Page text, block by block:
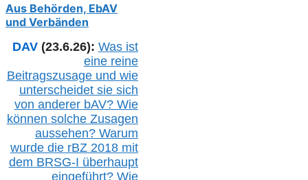
Aus Behörden, EbAV
und Verbänden
DAV (23.6.26): Was ist
eine reine
Beitragszusage und wie
unterscheidet sie sich
von anderer bAV? Wie
können solche Zusagen
aussehen? Warum
wurde die rBZ2018 mit
dem BRSG-I überhaupt
eingeführt? Wie